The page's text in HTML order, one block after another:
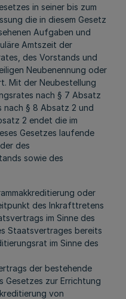
in seiner bis zum
die in diesem Gesetz
Aufgaben und
Amtszeit der
des Vorstands und
Neubenennung oder
Mit der Neubestellung
nach § 7 Absatz
nach § 8 Absatz 2 und
2 endet die im
Gesetzes laufende
des
sowie des
oder
des Inkrafttretens
im Sinne des
Staatsvertrages bereits
im Sinne des
der bestehende
Gesetzes zur Errichtung
von